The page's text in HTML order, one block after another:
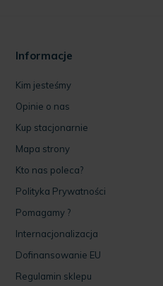
Informacje
Kim jesteśmy
Opinie o nas
Kup stacjonarnie
Mapa strony
Kto nas poleca?
Polityka Prywatności
Pomagamy ?
Internacjonalizacja
Dofinansowanie EU
Regulamin sklepu